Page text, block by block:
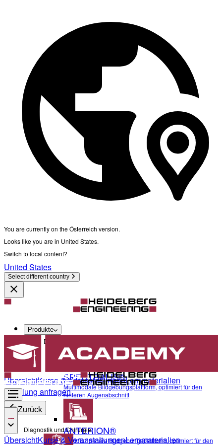
You are currently on the Österreich version.
Looks like you are in United States.
Switch to local content?
United States
Select different country
Produkte
Diagnostik und Chirurgie
SPECTRALIS®
Multimodale Bildgebungsplattform, optimiert für den
hinteren Augenabschnitt
ANTERION®
Multidisziplinäre Bildgebungsplattform, optimiert für den
ÜbersichtKurse & VeranstaltungenLernmaterialien
Schulung anfragen
Zurück
Diagnostik und Chirurgie
ÜbersichtKurse & VeranstaltungenLernmaterialien